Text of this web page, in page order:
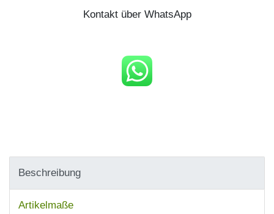
Kontakt über WhatsApp
Beschreibung
Artikelmaße